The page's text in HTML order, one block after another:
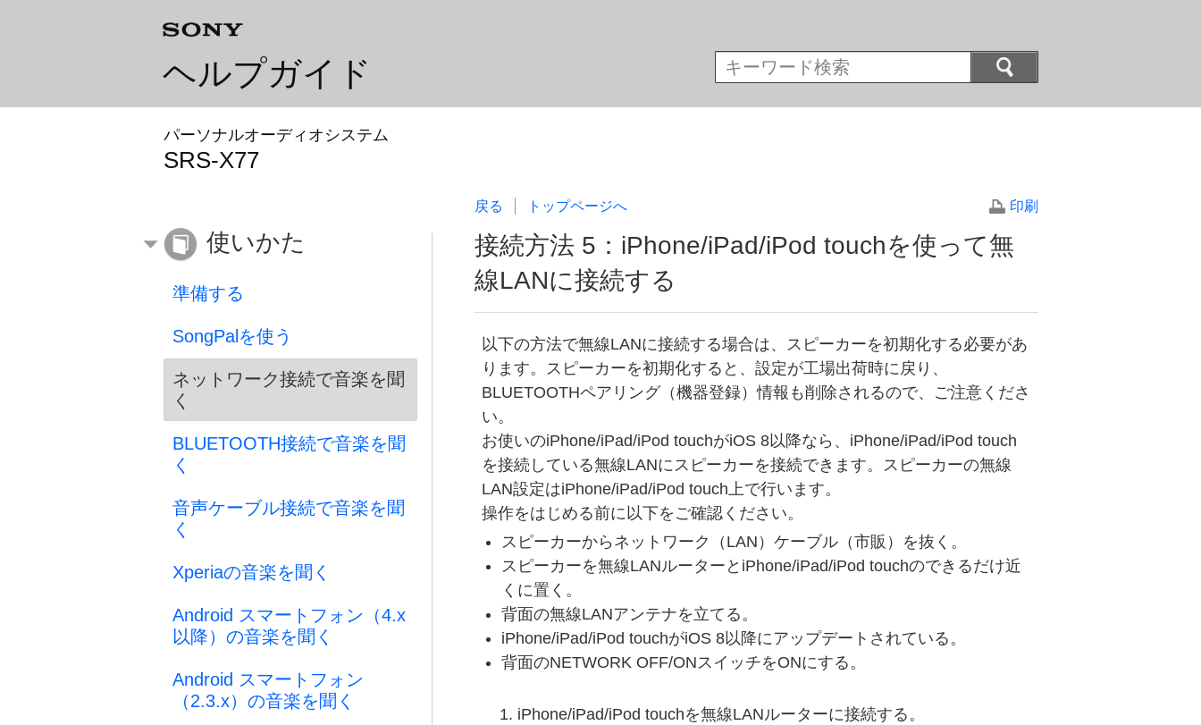
ヘルプガイド
パーソナルオーディオシステム
SRS-X77
戻る トップページへ 印刷
接続方法 5：iPhone/iPad/iPod touchを使って無
線LANに接続する
以下の方法で無線LANに接続する場合は、スピーカーを初期化する必要があ
ります。スピーカーを初期化すると、設定が工場出荷時に戻り、
BLUETOOTHペアリング（機器登録）情報も削除されるので、ご注意くださ
い。
お使いのiPhone/iPad/iPod touchがiOS 8以降なら、iPhone/iPad/iPod touch
を接続している無線LANにスピーカーを接続できます。スピーカーの無線
LAN設定はiPhone/iPad/iPod touch上で行います。
操作をはじめる前に以下をご確認ください。
スピーカーからネットワーク（LAN）ケーブル（市販）を抜く。
スピーカーを無線LANルーターとiPhone/iPad/iPod touchのできるだけ近
くに置く。
背面の無線LANアンテナを立てる。
iPhone/iPad/iPod touchがiOS 8以降にアップデートされている。
背面のNETWORK OFF/ONスイッチをONにする。
iPhone/iPad/iPod touchを無線LANルーターに接続する。
使いかた
準備する
SongPalを使う
ネットワーク接続で音楽を聞
く
BLUETOOTH接続で音楽を聞
く
音声ケーブル接続で音楽を聞
く
Xperiaの音楽を聞く
Android スマートフォン（4.x
以降）の音楽を聞く
Android スマートフォン
（2.3.x）の音楽を聞く